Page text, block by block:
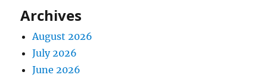
Archives
August 2026
July 2026
June 2026